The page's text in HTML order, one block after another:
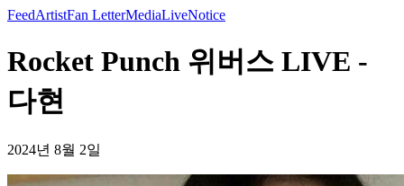
FeedArtistFan LetterMediaLiveNotice
Rocket Punch 위버스 LIVE -
다현
2024년 8월 2일